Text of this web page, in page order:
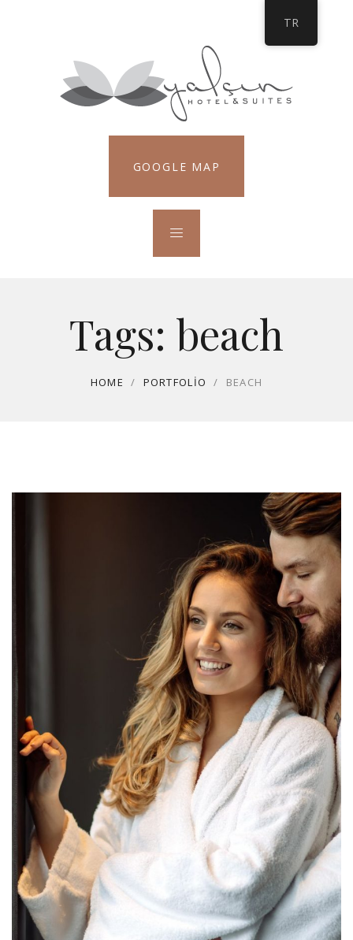
GOOGLE MAP
Tags: beach
HOME / PORTFOLIO / BEACH
TR